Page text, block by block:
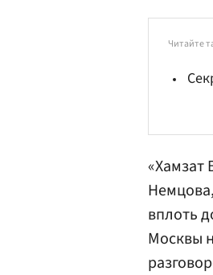
Читайте
«Хамзат
вплоть
Москвы